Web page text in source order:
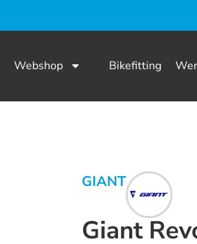
Webshop Bikefitting
GIANT
Giant